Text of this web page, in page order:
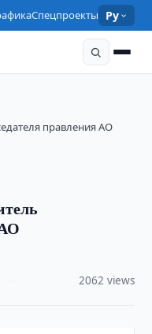
Спецпроекты Ру
правления АО
2062 views